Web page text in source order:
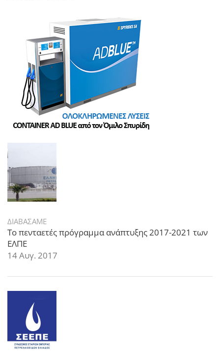
ΔΙΑΒΑΣΑΜΕ
Το πενταετές πρόγραμμα ανάπτυξης 2017-2021 των
ΕΛΠΕ
14 Αυγ. 2017